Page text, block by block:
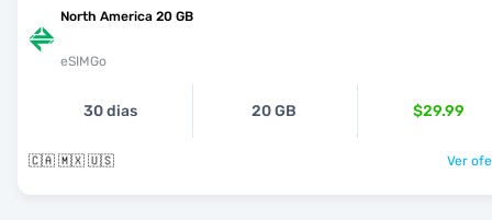
North America 20 GB
eSIMGo
30 dias 20 GB $29.99
🇨🇦 🇲🇽 🇺🇸 Ver